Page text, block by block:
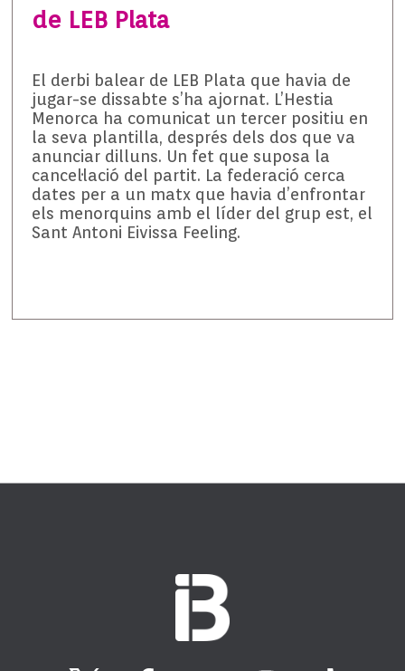
de LEB Plata
El derbi balear de LEB Plata que havia de
jugar-se dissabte s’ha ajornat. L’Hestia
Menorca ha comunicat un tercer positiu en
la seva plantilla, després dels dos que va
anunciar dilluns. Un fet que suposa la
cancel·lació del partit. La federació cerca
dates per a un matx que havia d’enfrontar
els menorquins amb el líder del grup est, el
Sant Antoni Eivissa Feeling.